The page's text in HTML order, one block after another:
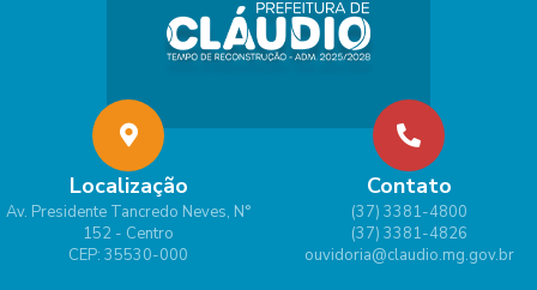
Localização
Av. Presidente Tancredo Neves, N°
152 - Centro
CEP: 35530-000
Contato
(37) 3381-4800
(37) 3381-4826
ouvidoria@claudio.mg.gov.br